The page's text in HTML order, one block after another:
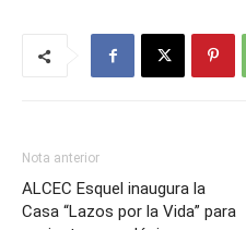
Nota anterior
ALCEC Esquel inaugura la
Casa “Lazos por la Vida” para